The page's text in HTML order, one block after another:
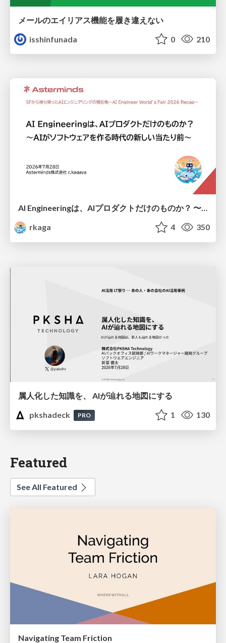
メールのエイリアス機能を履き違えない
isshinfunada
0 210
AI Engineeringは、AIプロダクトだけのものか？ 〜AIがソフトウェアを作る時代の新しい当たり前〜 / No AI in your product. AI Engineering in your development.
rkaga
4 350
属人化した知識を、 AIが辿れる地図にする
pkshadeck
PRO 1 130
Featured
See All Featured
Navigating Team Friction